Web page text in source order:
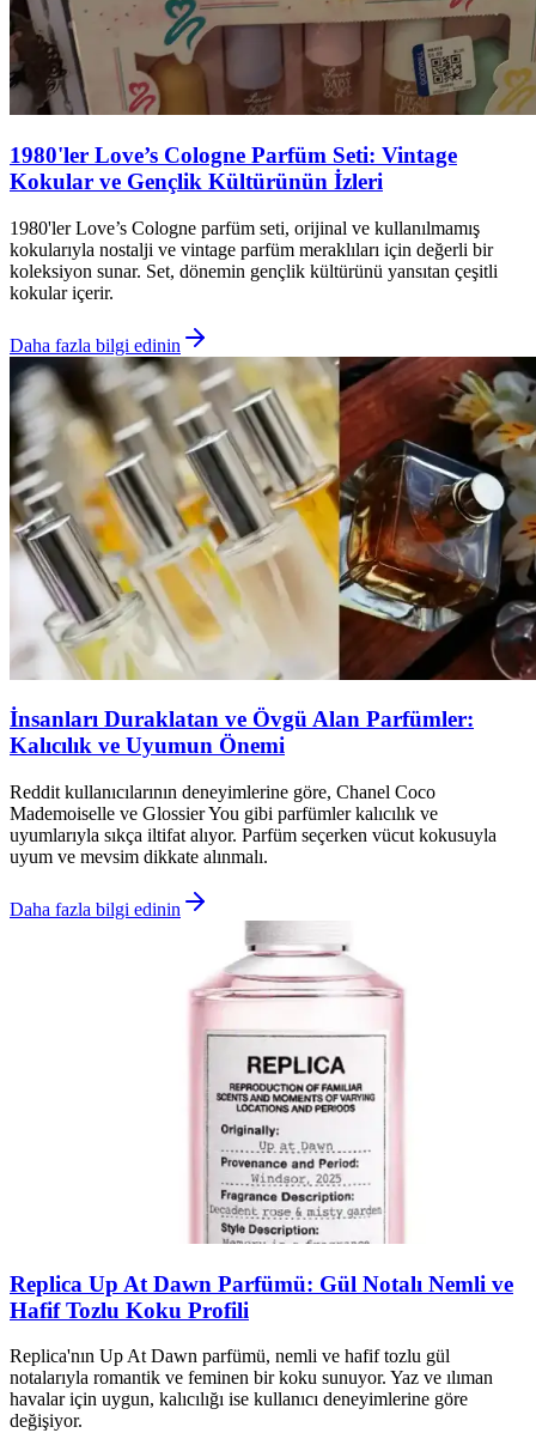
1980'ler Love’s Cologne Parfüm Seti: Vintage
Kokular ve Gençlik Kültürünün İzleri
1980'ler Love’s Cologne parfüm seti, orijinal ve kullanılmamış
kokularıyla nostalji ve vintage parfüm meraklıları için değerli bir
koleksiyon sunar. Set, dönemin gençlik kültürünü yansıtan çeşitli
kokular içerir.
Daha fazla bilgi edinin
İnsanları Duraklatan ve Övgü Alan Parfümler:
Kalıcılık ve Uyumun Önemi
Reddit kullanıcılarının deneyimlerine göre, Chanel Coco
Mademoiselle ve Glossier You gibi parfümler kalıcılık ve
uyumlarıyla sıkça iltifat alıyor. Parfüm seçerken vücut kokusuyla
uyum ve mevsim dikkate alınmalı.
Daha fazla bilgi edinin
Replica Up At Dawn Parfümü: Gül Notalı Nemli ve
Hafif Tozlu Koku Profili
Replica'nın Up At Dawn parfümü, nemli ve hafif tozlu gül
notalarıyla romantik ve feminen bir koku sunuyor. Yaz ve ılıman
havalar için uygun, kalıcılığı ise kullanıcı deneyimlerine göre
değişiyor.